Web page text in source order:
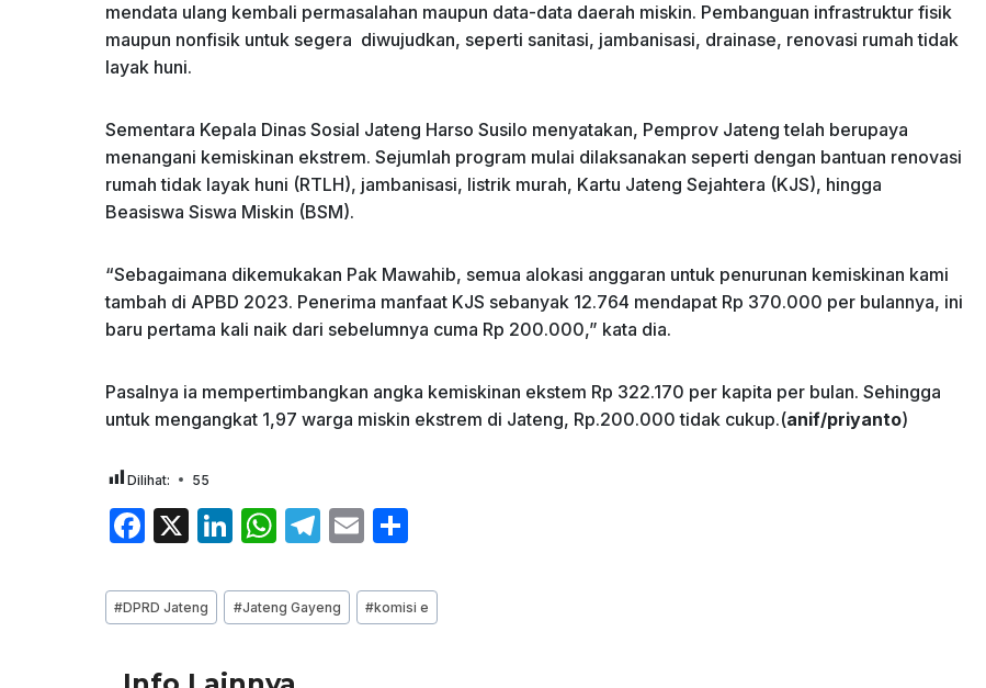
mendata ulang kembali permasalahan maupun data-data daerah miskin. Pembanguan infrastruktur fisik
maupun nonfisik untuk segera diwujudkan, seperti sanitasi, jambanisasi, drainase, renovasi rumah tidak
layak huni.
Sementara Kepala Dinas Sosial Jateng Harso Susilo menyatakan, Pemprov Jateng telah berupaya
menangani kemiskinan ekstrem. Sejumlah program mulai dilaksanakan seperti dengan bantuan renovasi
rumah tidak layak huni (RTLH), jambanisasi, listrik murah, Kartu Jateng Sejahtera (KJS), hingga
Beasiswa Siswa Miskin (BSM).
“Sebagaimana dikemukakan Pak Mawahib, semua alokasi anggaran untuk penurunan kemiskinan kami
tambah di APBD 2023. Penerima manfaat KJS sebanyak 12.764 mendapat Rp 370.000 per bulannya, ini
baru pertama kali naik dari sebelumnya cuma Rp 200.000,” kata dia.
Pasalnya ia mempertimbangkan angka kemiskinan ekstem Rp 322.170 per kapita per bulan. Sehingga
untuk mengangkat 1,97 warga miskin ekstrem di Jateng, Rp.200.000 tidak cukup.(anif/priyanto)
Dilihat: 55
F
c
e
b
X
Li
k
e
W
at
s
T
e
gr
E
ai
l
ar
e
Post
Tags:
#DPRD Jateng #Jateng Gayeng #komisi e